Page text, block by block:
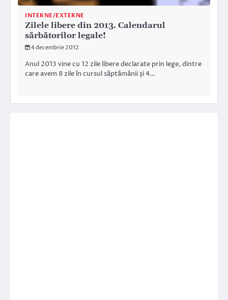
INTERNE/EXTERNE
Zilele libere din 2013. Calendarul
sărbătorilor legale!
4 decembrie 2012
Anul 2013 vine cu 12 zile libere declarate prin lege, dintre
care avem 8 zile în cursul săptămânii şi 4…